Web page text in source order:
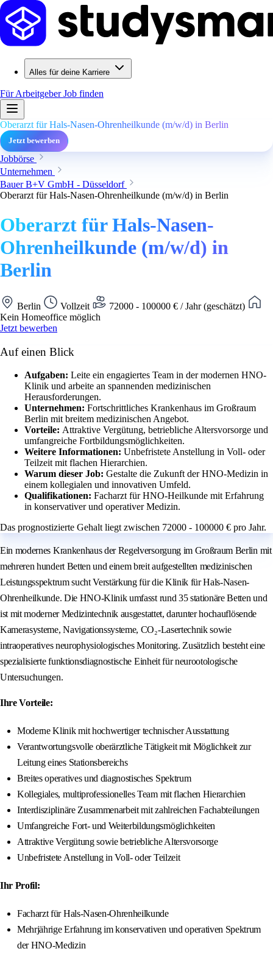
Alles für deine Karriere
Für ArbeitgeberJob finden
Oberarzt für Hals-Nasen-Ohrenheilkunde (m/w/d) in Berlin
Jetzt bewerben
Jobbörse
Unternehmen
Bauer B+V GmbH - Düsseldorf
Oberarzt für Hals-Nasen-Ohrenheilkunde (m/w/d) in Berlin
Oberarzt für Hals-Nasen-
Ohrenheilkunde (m/w/d) in
Berlin
Berlin Vollzeit
72000 - 100000 € / Jahr (geschätzt)
Kein Homeoffice möglich
Jetzt bewerben
Auf einen Blick
Aufgaben: Leite ein engagiertes Team in der modernen HNO-
Klinik und arbeite an spannenden medizinischen
Herausforderungen.
Unternehmen: Fortschrittliches Krankenhaus im Großraum
Berlin mit breitem medizinischen Angebot.
Vorteile: Attraktive Vergütung, betriebliche Altersvorsorge und
umfangreiche Fortbildungsmöglichkeiten.
Weitere Informationen: Unbefristete Anstellung in Voll- oder
Teilzeit mit flachen Hierarchien.
Warum dieser Job: Gestalte die Zukunft der HNO-Medizin in
einem kollegialen und innovativen Umfeld.
Qualifikationen: Facharzt für HNO-Heilkunde mit Erfahrung
in konservativer und operativer Medizin.
Das prognostizierte Gehalt liegt zwischen 72000 - 100000 € pro Jahr.
Ein modernes Krankenhaus der Regelversorgung im Großraum Berlin mit
mehreren hundert Betten und einem breit aufgestellten medizinischen
Leistungsspektrum sucht Verstärkung für die Klinik für Hals-Nasen-
Ohrenheilkunde. Die HNO-Klinik umfasst rund 35 stationäre Betten und
ist mit moderner Medizintechnik ausgestattet, darunter hochauflösende
Kamerasysteme, Navigationssysteme, CO₂-Lasertechnik sowie
intraoperatives neurophysiologisches Monitoring. Zusätzlich besteht eine
spezialisierte funktionsdiagnostische Einheit für neurootologische
Untersuchungen.
Ihre Vorteile:
Moderne Klinik mit hochwertiger technischer Ausstattung
Verantwortungsvolle oberärztliche Tätigkeit mit Möglichkeit zur
Leitung eines Stationsbereichs
Breites operatives und diagnostisches Spektrum
Kollegiales, multiprofessionelles Team mit flachen Hierarchien
Interdisziplinäre Zusammenarbeit mit zahlreichen Fachabteilungen
Umfangreiche Fort- und Weiterbildungsmöglichkeiten
Attraktive Vergütung sowie betriebliche Altersvorsorge
Unbefristete Anstellung in Voll- oder Teilzeit
Ihr Profil:
Facharzt für Hals-Nasen-Ohrenheilkunde
Mehrjährige Erfahrung im konservativen und operativen Spektrum
der HNO-Medizin